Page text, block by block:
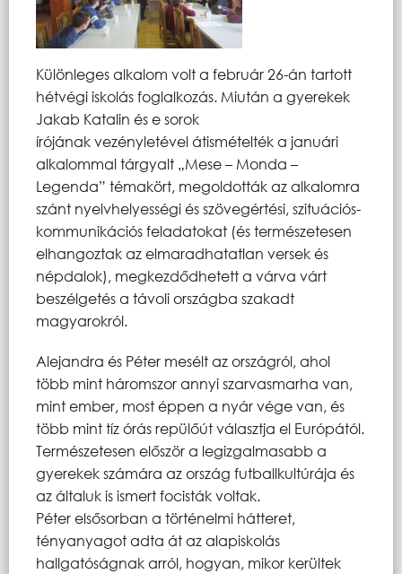
Különleges alkalom volt a február 26-án tartott
hétvégi iskolás foglalkozás. Miután a gyerekek
Jakab Katalin és e sorok
írójának vezényletével átismételték a januári
alkalommal tárgyalt „Mese – Monda –
Legenda” témakört, megoldották az alkalomra
szánt nyelvhelyességi és szövegértési, szituációs-
kommunikációs feladatokat (és természetesen
elhangoztak az elmaradhatatlan versek és
népdalok), megkezdődhetett a várva várt
beszélgetés a távoli országba szakadt
magyarokról.
Alejandra és Péter mesélt az országról, ahol
több mint háromszor annyi szarvasmarha van,
mint ember, most éppen a nyár vége van, és
több mint tíz órás repülőút választja el Európától.
Természetesen először a legizgalmasabb a
gyerekek számára az ország futballkultúrája és
az általuk is ismert focisták voltak.
Péter elsősorban a történelmi hátteret,
tényanyagot adta át az alapiskolás
hallgatóságnak arról, hogyan, mikor kerültek